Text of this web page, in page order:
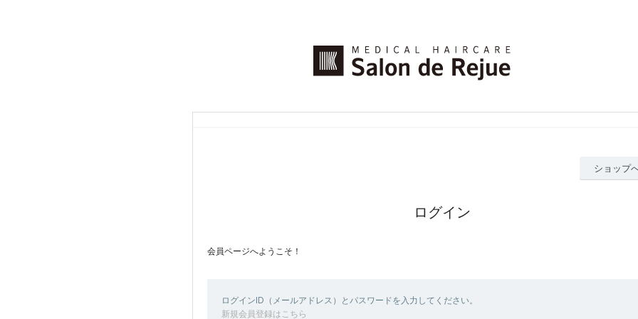
ショップ
ログイン
会員ページへようこそ！
ログインID（メールアドレス）とパスワードを入力してください。
新規会員登録はこちら